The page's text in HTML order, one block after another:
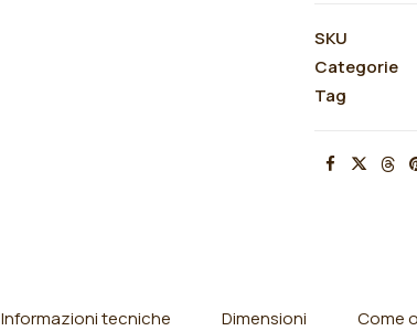
SKU
Categorie
Tag
Informazioni tecniche Dimensioni Come